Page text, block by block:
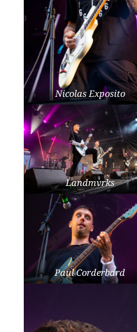
Nicolas Exposito
Landmvrks
Paul Corderbard